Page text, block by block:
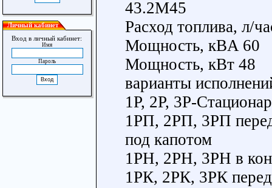
Личный кабинет
Вход в личный кабинет:
Имя
Пароль
43.2M45
Расход топлива, л/
Мощность, кВA 60
Мощность, кВт 48
варианты
1Р, 2Р, 3Р-
1РП, 2РП, 3РП
под капотом
1РН, 2РН, 3РН в
1РК, 2РК, 3РК